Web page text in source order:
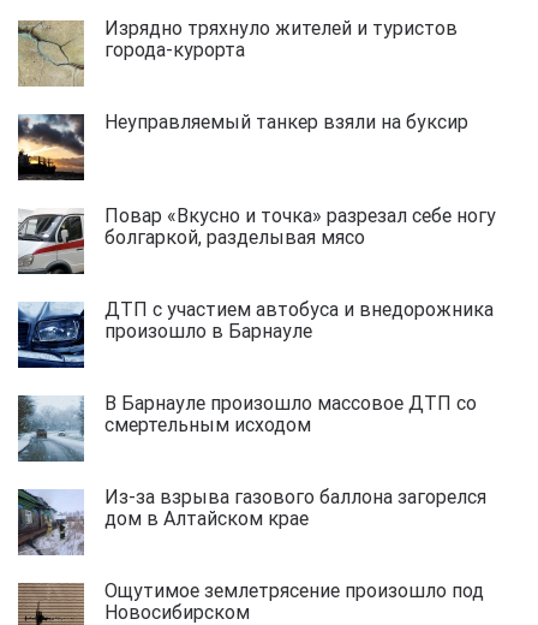
Изрядно тряхнуло жителей и туристов
города-курорта
Неуправляемый танкер взяли на буксир
Повар «Вкусно и точка» разрезал себе ногу
болгаркой, разделывая мясо
ДТП с участием автобуса и внедорожника
произошло в Барнауле
В Барнауле произошло массовое ДТП со
смертельным исходом
Из-за взрыва газового баллона загорелся
дом в Алтайском крае
Ощутимое землетрясение произошло под
Новосибирском